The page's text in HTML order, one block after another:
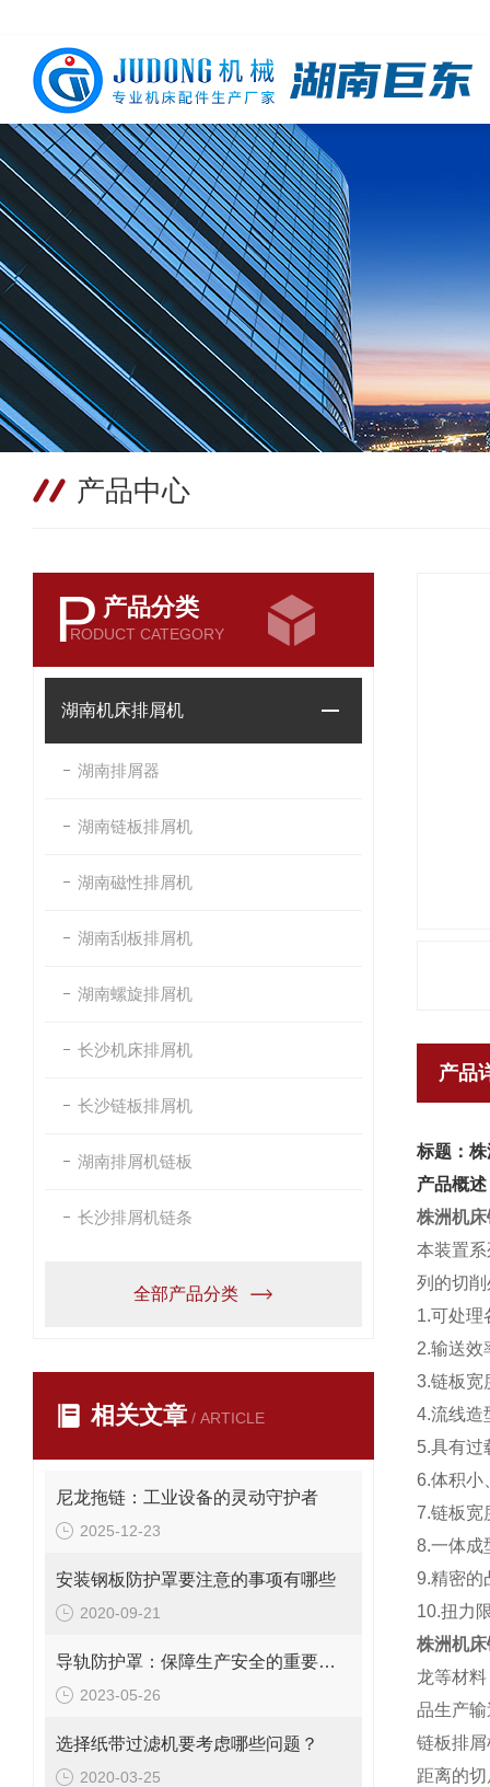
产品中心
P 产品分类
RODUCT CATEGORY
湖南机床排屑机
湖南排屑器
湖南链板排屑机
湖南磁性排屑机
湖南刮板排屑机
湖南螺旋排屑机
长沙机床排屑机
长沙链板排屑机
湖南排屑机链板
长沙排屑机链条
全部产品分类
相关文章 / ARTICLE
尼龙拖链：工业设备的灵动守护者
2025-12-23
安装钢板防护罩要注意的事项有哪些
2020-09-21
导轨防护罩：保障生产安全的重要工具
2023-05-26
选择纸带过滤机要考虑哪些问题？
2020-03-25
产品
标题：
产品概述
株洲机
本装置
列的切
1.可处理
2.输送效
3.链板宽
4.流线造
5.具有
6.体积小
7.链板宽
8.一体成
9.精密的
10.扭力
株洲机
龙等材
品生产
链板排
距离的